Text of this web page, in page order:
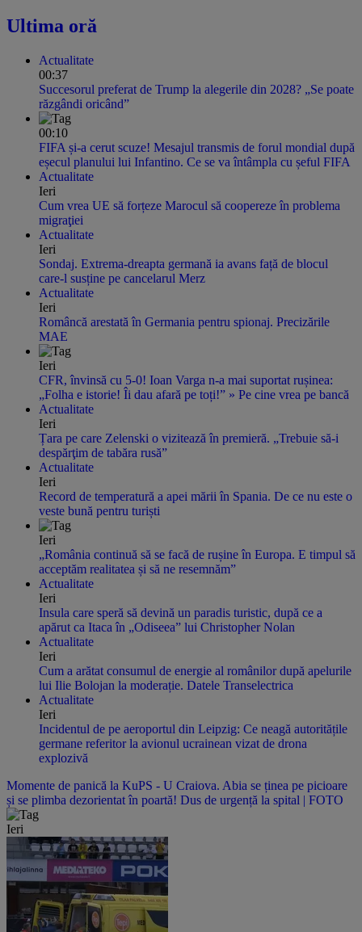
Ultima oră
Actualitate
00:37
Succesorul preferat de Trump la alegerile din 2028? „Se poate
răzgândi oricând”
00:10
FIFA și-a cerut scuze! Mesajul transmis de forul mondial după
eșecul planului lui Infantino. Ce se va întâmpla cu șeful FIFA
Actualitate
Ieri
Cum vrea UE să forțeze Marocul să coopereze în problema
migraţiei
Actualitate
Ieri
Sondaj. Extrema-dreapta germană ia avans față de blocul
care-l susține pe cancelarul Merz
Actualitate
Ieri
Româncă arestată în Germania pentru spionaj. Precizările
MAE
Ieri
CFR, învinsă cu 5-0! Ioan Varga n-a mai suportat rușinea:
„Folha e istorie! Îi dau afară pe toți!” » Pe cine vrea pe bancă
Actualitate
Ieri
Țara pe care Zelenski o vizitează în premieră. „Trebuie să-i
despărţim de tabăra rusă”
Actualitate
Ieri
Record de temperatură a apei mării în Spania. De ce nu este o
veste bună pentru turiști
Ieri
„România continuă să se facă de rușine în Europa. E timpul să
acceptăm realitatea și să ne resemnăm”
Actualitate
Ieri
Insula care speră să devină un paradis turistic, după ce a
apărut ca Itaca în „Odiseea” lui Christopher Nolan
Actualitate
Ieri
Cum a arătat consumul de energie al românilor după apelurile
lui Ilie Bolojan la moderație. Datele Transelectrica
Actualitate
Ieri
Incidentul de pe aeroportul din Leipzig: Ce neagă autoritățile
germane referitor la avionul ucrainean vizat de drona
explozivă
Momente de panică la KuPS - U Craiova. Abia se ținea pe picioare
și se plimba dezorientat în poartă! Dus de urgență la spital | FOTO
Ieri